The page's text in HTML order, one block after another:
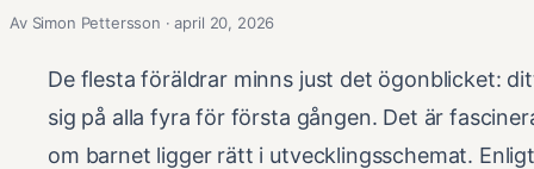
Av Simon Pettersson · april 20, 2026
De flesta föräldrar minns just det ögonblicket:
sig på alla fyra för första gången. Det är
om barnet ligger rätt i utvecklingsschemat.